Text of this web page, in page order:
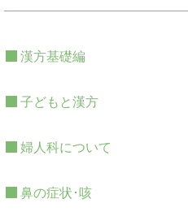
漢方基礎編
子どもと漢方
婦人科について
鼻の症状･咳